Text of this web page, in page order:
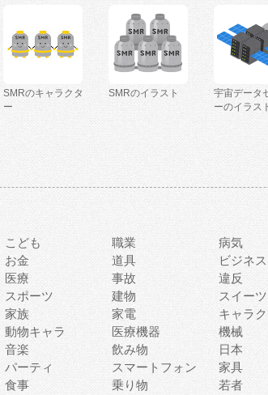
SMRのキャラクタ
ー
SMRのイラスト
宇宙データ
ーのイラス
こども 職業 病気
お金 道具 ビジネス
医療 事故 違反
スポーツ 建物 スイーツ
家族 家電 キャラ
動物キャラ 医療機器 機械
音楽 飲み物 日本
パーティ スマートフォン 家具
食事 乗り物 若者